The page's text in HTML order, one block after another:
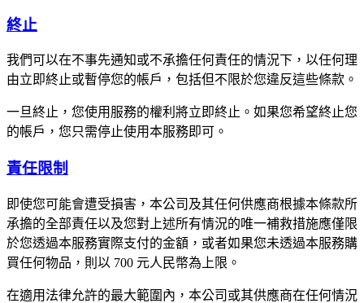
終止
我們可以在不事先通知或不承擔任何責任的情況下，以任何理
由立即終止或暫停您的帳戶，包括但不限於您違反這些條款。
一旦終止，您使用服務的權利將立即終止。如果您希望終止您
的帳戶，您只需停止使用本服務即可。
責任限制
即使您可能會遭受損害，本公司及其任何供應商根據本條款所
承擔的全部責任以及您對上述所有情況的唯一補救措施應僅限
於您透過本服務實際支付的金額，或者如果您未透過本服務購
買任何物品，則以 700 元人民幣為上限。
在適用法律允許的最大範圍內，本公司或其供應商在任何情況